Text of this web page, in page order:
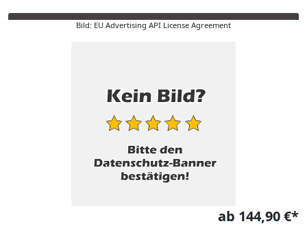
Bild: EU Advertising API License Agreement
ab 144,90 €*